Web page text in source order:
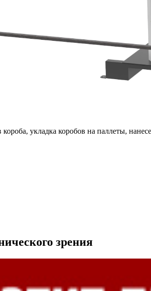
укладка коробов на паллеты,
зрения